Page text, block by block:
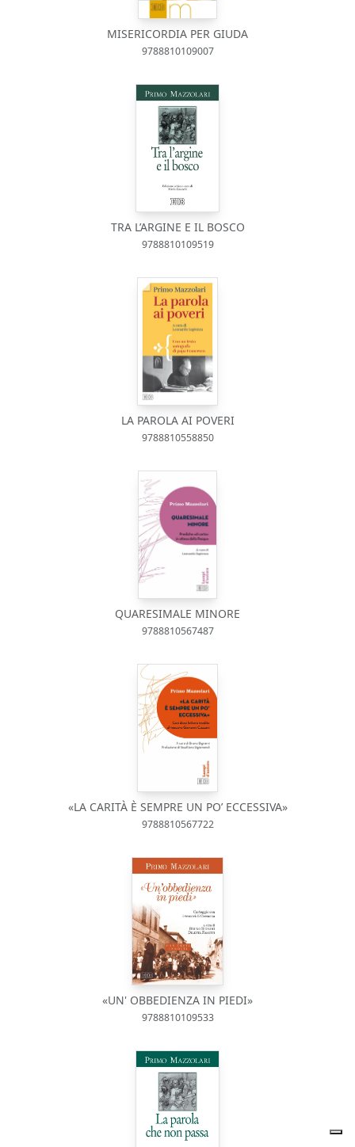
MISERICORDIA PER GIUDA
9788810109007
TRA L’ARGINE E IL BOSCO
9788810109519
LA PAROLA AI POVERI
9788810558850
QUARESIMALE MINORE
9788810567487
«LA CARITÀ È SEMPRE UN PO’ ECCESSIVA»
9788810567722
«UN' OBBEDIENZA IN PIEDI»
9788810109533